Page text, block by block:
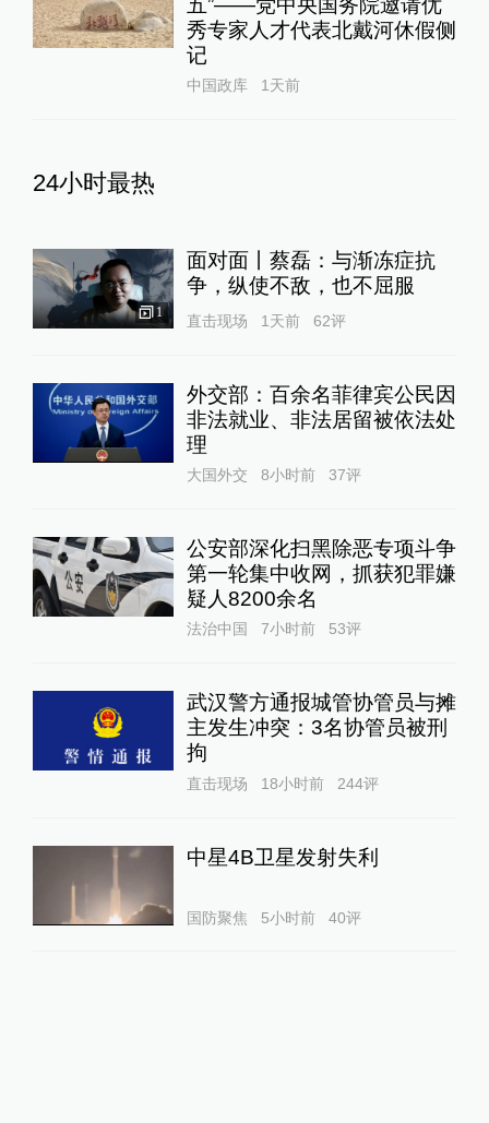
五”——党中央国务院邀请优
秀专家人才代表北戴河休假侧
记
中国政库 1天前
24小时最热
1
面对面丨蔡磊：与渐冻症抗
争，纵使不敌，也不屈服
直击现场 1天前 62评
外交部：百余名菲律宾公民因
非法就业、非法居留被依法处
理
大国外交 8小时前 37评
公安部深化扫黑除恶专项斗争
第一轮集中收网，抓获犯罪嫌
疑人8200余名
法治中国 7小时前 53评
武汉警方通报城管协管员与摊
主发生冲突：3名协管员被刑
拘
直击现场 18小时前 244评
中星4B卫星发射失利
国防聚焦 5小时前 40评